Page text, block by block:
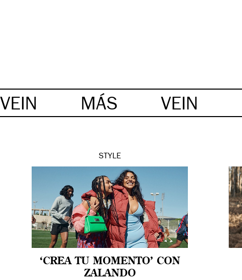
VEIN MÁS VEIN
STYLE
‘CREA TU MOMENTO’ CON
ZALANDO